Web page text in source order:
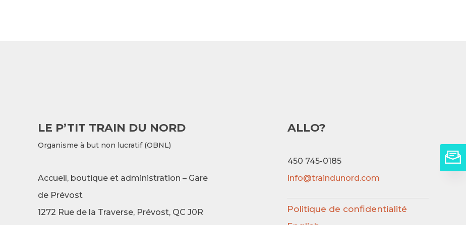
LE P’TIT TRAIN DU NORD
Organisme à but non lucratif (OBNL)
Accueil, boutique et administration – Gare
de Prévost
1272 Rue de la Traverse, Prévost, QC J0R
ALLO?
450 745-0185
info@traindunord.com
Politique de confidentialité